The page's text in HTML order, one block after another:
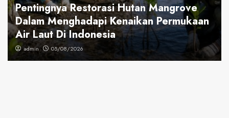
Pentingnya Restorasi Hutan Mangrove
Dalam Menghadapi Kenaikan Permukaan
Air Laut Di Indonesia
admin 05/08/2026